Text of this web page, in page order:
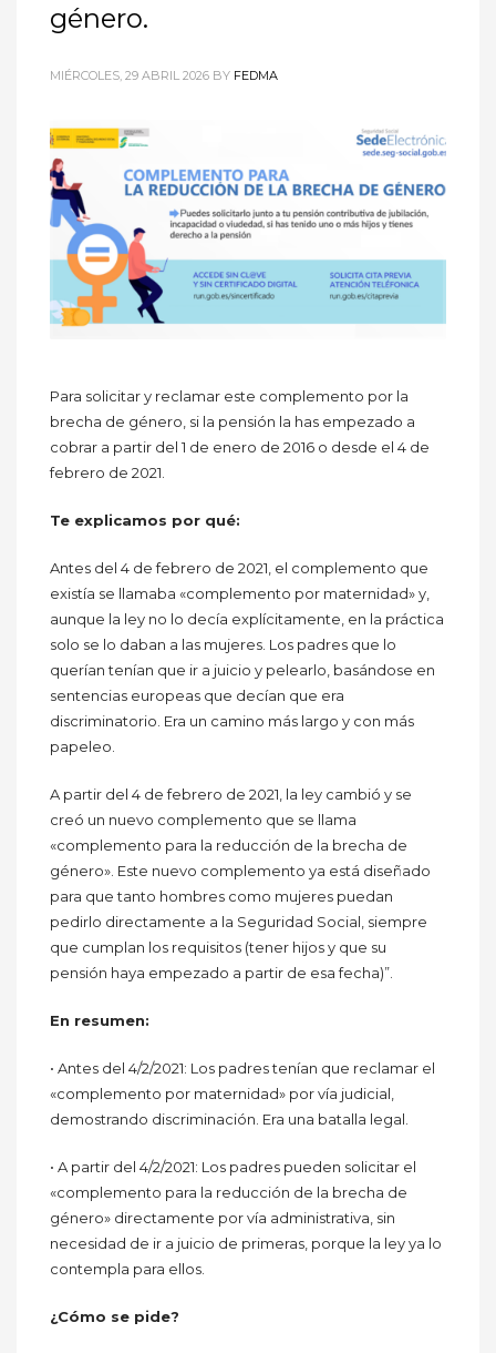
género.
MIÉRCOLES, 29 ABRIL 2026 BY FEDMA
Para solicitar y reclamar este complemento por la
brecha de género, si la pensión la has empezado a
cobrar a partir del 1 de enero de 2016 o desde el 4 de
febrero de 2021.
Te explicamos por qué:
Antes del 4 de febrero de 2021, el complemento que
existía se llamaba «complemento por maternidad» y,
aunque la ley no lo decía explícitamente, en la práctica
solo se lo daban a las mujeres. Los padres que lo
querían tenían que ir a juicio y pelearlo, basándose en
sentencias europeas que decían que era
discriminatorio. Era un camino más largo y con más
papeleo.
A partir del 4 de febrero de 2021, la ley cambió y se
creó un nuevo complemento que se llama
«complemento para la reducción de la brecha de
género». Este nuevo complemento ya está diseñado
para que tanto hombres como mujeres puedan
pedirlo directamente a la Seguridad Social, siempre
que cumplan los requisitos (tener hijos y que su
pensión haya empezado a partir de esa fecha)”.
En resumen:
• Antes del 4/2/2021: Los padres tenían que reclamar el
«complemento por maternidad» por vía judicial,
demostrando discriminación. Era una batalla legal.
• A partir del 4/2/2021: Los padres pueden solicitar el
«complemento para la reducción de la brecha de
género» directamente por vía administrativa, sin
necesidad de ir a juicio de primeras, porque la ley ya lo
contempla para ellos.
¿Cómo se pide?